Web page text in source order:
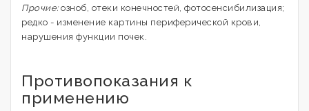
Прочие:озноб, отеки конечностей, фотосенсибилизация;
редко - изменение картины периферической крови,
нарушения функции почек.
Противопоказания к
применению